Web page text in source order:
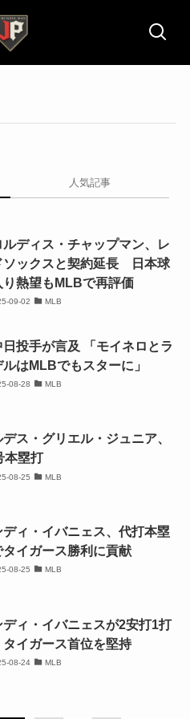
人気記事
ルディス・チャップマン、レ
ソックスと契約延長 日本球
り熱望もMLBで再評価
09-02 MLB
日投手が言及 「モイネロとラ
ルはMLBでもスターに」
08-28 MLB
デス・グリエル・ジュニア、
本塁打
08-25 MLB
ディ・イバニェス、代打本塁
タイガース勝利に貢献
08-25 MLB
ディ・イバニェスが2安打1打
イガース首位を堅持
08-24 MLB